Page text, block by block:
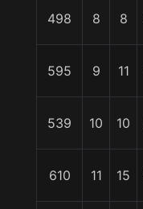
498 8 8
595 9 11
539 10 10
610 11 15